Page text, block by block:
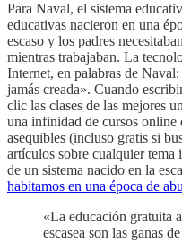
Para Naval, el sistema
educativas nacieron en una
escaso y los padres
mientras trabajaban. La
Internet, en palabras de
jamás creada». Cuando
clic las clases de las mejores
una infinidad de cursos
asequibles (incluso gratis si
artículos sobre cualquier tema
de un sistema nacido en la
habitamos en una época de
«La educación gratuita
escasea son las ganas